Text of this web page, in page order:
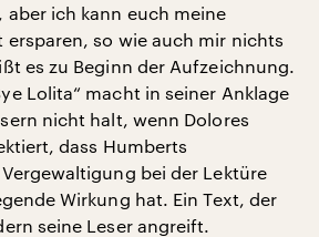
aber ich kann euch meine
ersparen, so wie auch mir nichts
es zu Beginn der Aufzeichnung.
Lolita“ macht in seiner Anklage
nicht halt, wenn Dolores
dass Humberts
bei der Lektüre
Wirkung hat. Ein Text, der
seine Leser angreift.